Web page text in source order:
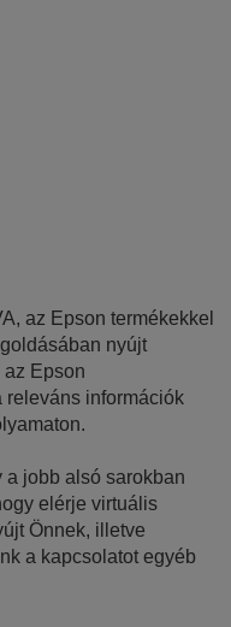
az Epson termékekkel
nyújt
Epson
releváns információk
a jobb alsó sarokban
elérje virtuális
Önnek, illetve
a kapcsolatot egyéb